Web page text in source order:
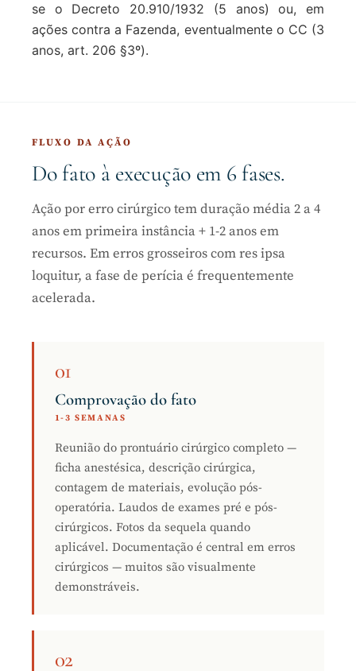
se o Decreto 20.910/1932 (5 anos) ou, em
ações contra a Fazenda, eventualmente o CC (3
anos, art. 206 §3º).
FLUXO DA AÇÃO
Do fato à execução em 6 fases.
Ação por erro cirúrgico tem duração média 2 a 4
anos em primeira instância + 1-2 anos em
recursos. Em erros grosseiros com res ipsa
loquitur, a fase de perícia é frequentemente
acelerada.
01
Comprovação do fato
1-3 SEMANAS
Reunião do prontuário cirúrgico completo —
ficha anestésica, descrição cirúrgica,
contagem de materiais, evolução pós-
operatória. Laudos de exames pré e pós-
cirúrgicos. Fotos da sequela quando
aplicável. Documentação é central em erros
cirúrgicos — muitos são visualmente
demonstráveis.
02